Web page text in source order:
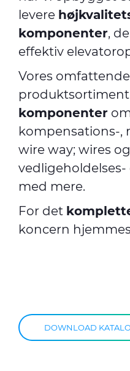
levere
komponenter,
effektiv
Vores omfattende
komponenter
kompensations-,
wire way; wires
med mere.
For det
koncern
DOWNLOAD